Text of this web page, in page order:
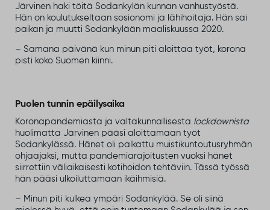
Järvinen haki töitä Sodankylän kunnan vanhustyöstä.
Hän on koulutukseltaan sosionomi ja lähihoitaja. Hän sai
paikan ja muutti Sodankylään maaliskuussa 2020.
– Samana päivänä kun minun piti aloittaa työt, korona
pisti koko Suomen kiinni.
Puolen tunnin epäilysaika
Koronapandemiasta ja valtakunnallisesta lockdownista
huolimatta Järvinen pääsi aloittamaan työt
Sodankylässä. Hänet oli palkattu muistikuntoutusryhmän
ohjaajaksi, mutta pandemiarajoitusten vuoksi hänet
siirrettiin väliaikaisesti kotihoidon tehtäviin. Tässä työssä
hän pääsi ulkoiluttamaan ikäihmisiä.
– Minun piti kulkea ympäri Sodankylää. Se oli siinä